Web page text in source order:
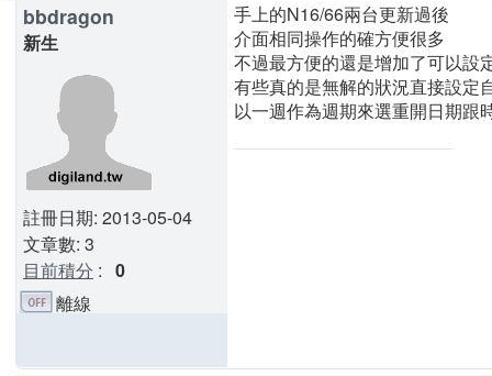
bbdragon
新生
註冊日期: 2013-05-04
文章數: 3
目前積分 : 0
手上的N16/66兩台更新過後
介面相同操作的確方便很多
不過最方便的還是增加了可以設
有些真的是無解的狀況直接設定
以一週作為週期來選重開日期跟
離線